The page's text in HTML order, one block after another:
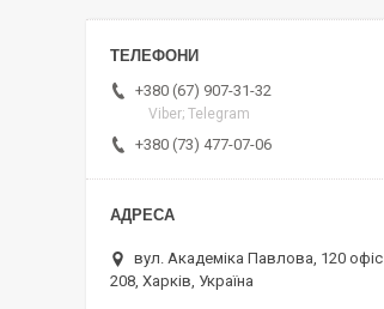
+380 (67) 907-31-32
Viber; Telegram
+380 (73) 477-07-06
вул. Академіка Павлова, 120 офіс
208, Харків, Україна